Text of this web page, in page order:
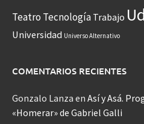
Teatro Tecnología Trabajo
Universidad Universo Alternativo
COMENTARIOS RECIENTES
Gonzalo Lanza en Así y Asá.
«Homerar» de Gabriel Galli